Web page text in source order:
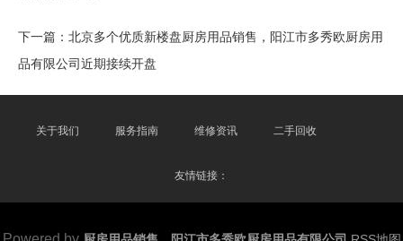
下一篇： 北京多个优质新楼盘厨房用品销售，阳江市多秀欧厨房用
品有限公司近期接续开盘
关于我们 服务指南 维修资讯 二手回收
友情链接：